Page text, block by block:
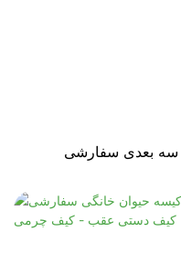
سه بعدی سفارشی